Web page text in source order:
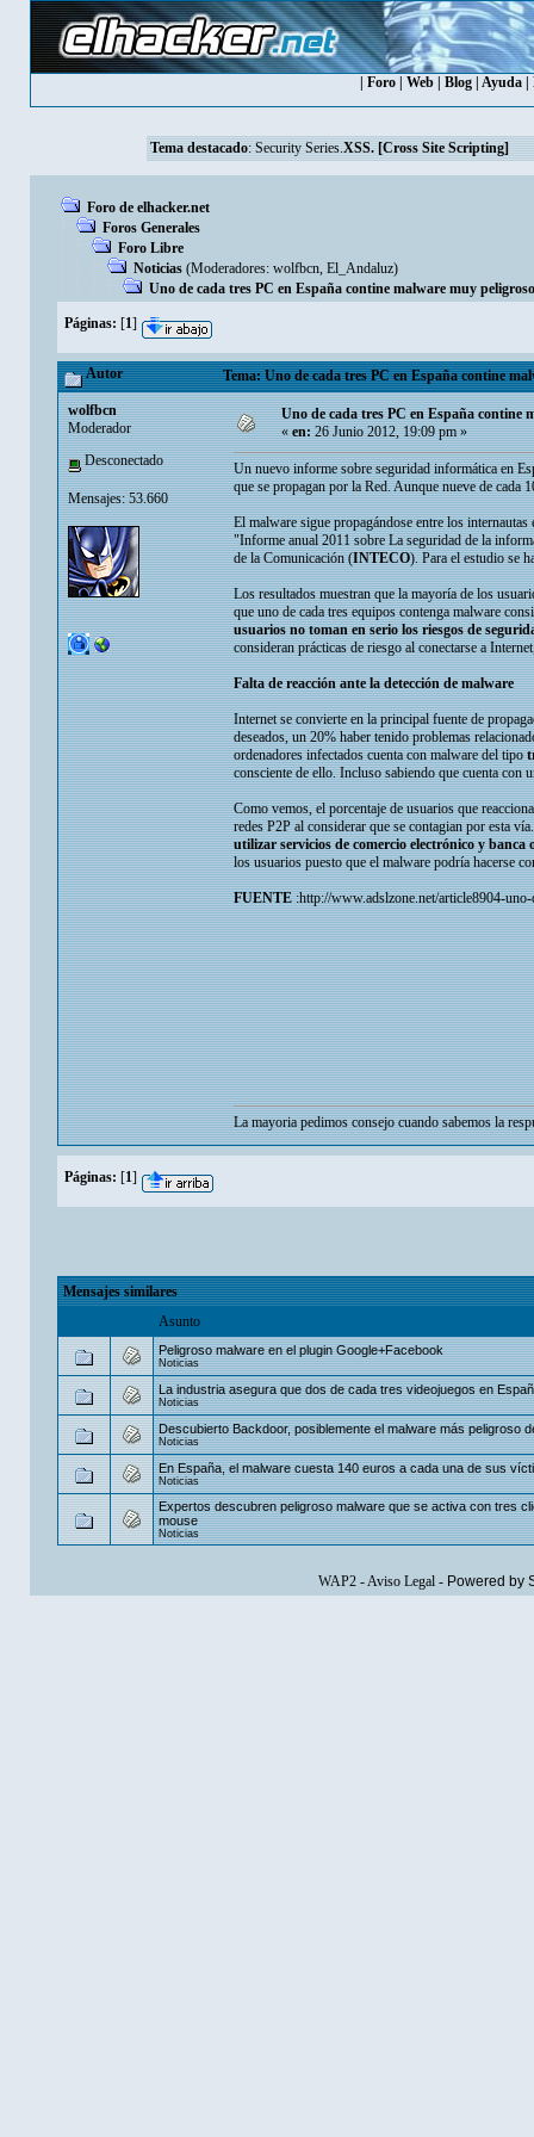
Foro| Web| Blog| Ayuda|
Tema destacado: Security Series.XSS. [Cross Site Scripting]
Foro de elhacker.net
Foros Generales
Foro Libre
Noticias (Moderadores: wolfbcn, El_Andaluz)
Uno de cada tres PC en España contine malware muy peligroso
Páginas: [1]
Autor Tema: Uno de cada tres PC en España contine
wolfbcn
Moderador
Desconectado
Mensajes: 53.660
Uno de cada tres PC en España contine
«en:26 Junio 2012, 19:09 pm »
Un nuevo informe sobre seguridad informática en
que se propagan por la Red. Aunque nueve de
El malware sigue propagándose entre los
"Informe anual 2011 sobre La seguridad de la
de la Comunicación (INTECO). Para el estudio se
Los resultados muestran que la mayoría de los
que uno de cada tres equipos contenga malware
usuarios no toman en serio los riesgos de
consideran prácticas de riesgo al conectarse a
Falta de reacción ante la detección de malware
Internet se convierte en la principal fuente de
deseados, un 20% haber tenido problemas
ordenadores infectados cuenta con malware del tipo
consciente de ello. Incluso sabiendo que cuenta con
Como vemos, el porcentaje de usuarios que
redes P2P al considerar que se contagian por esta
utilizar servicios de comercio electrónico y banca
los usuarios puesto que el malware podría hacerse
FUENTE:http://www.adslzone.net/article8904-
La mayoria pedimos consejo cuando sabemos la
Páginas: [1]
Mensajes similares
Asunto
Peligroso malware en el plugin Google+Facebook
Noticias
La industria asegura que dos de cada tres videojuegos en
Noticias
Descubierto Backdoor, posiblemente el malware más peligroso
Noticias
En España, el malware cuesta 140 euros a cada una de sus
Noticias
Expertos descubren peligroso malware que se activa con tres
mouse
Noticias
WAP2-Aviso Legal- Powered by